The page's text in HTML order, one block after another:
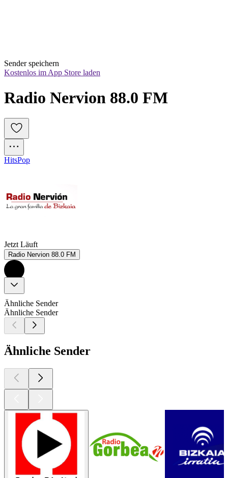
Sender speichern
Kostenlos im App Store laden
Radio Nervion 88.0 FM
HitsPop
Jetzt Läuft
Radio Nervion 88.0 FM
Ähnliche Sender
Ähnliche Sender
Ähnliche Sender